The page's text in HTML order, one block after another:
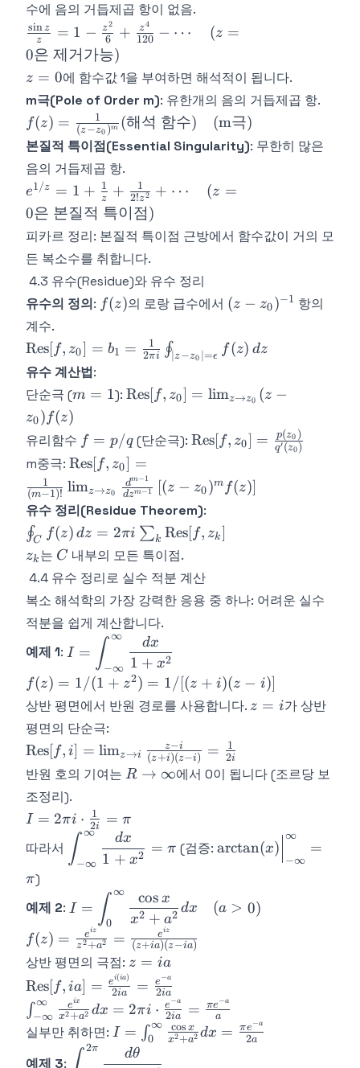
수에 음의 거듭제곱 항이 없음.
\frac{\sin z}{z} = 1
- \frac{z^2}{6} +
\frac{z^4}{120} -
\cdots \quad
\text{(}z=0\text{은
제거가능)}
z
sin z = 1 − 6
z2 + 120
z4 − ⋯ (z =
0은 제거가능)
z
=
0
z = 0에 함수값 1을 부여하면 해석적이 됩니다.
m극(Pole of Order m): 유한개의 음의 거듭제곱 항.
f(z) =
\frac{1}
{(z-
z_0)^m}
(\text{해
석 함
수})
\quad
\text{(m
극)}
f(z) = (z−z0 )m
1 (해석 함수) (m극)
본질적 특이점(Essential Singularity): 무한히 많은
음의 거듭제곱 항.
e^{1/z} = 1 +
\frac{1}{z} +
\frac{1}{2!z^2} +
\cdots \quad
\text{(}z=0\text{은
본질적 특이점)}
e1/z = 1 + z
1 + 2!z2
1 + ⋯ (z =
0은 본질적 특이점)
피카르 정리: 본질적 특이점 근방에서 함수값이 거의 모
든 복소수를 취합니다.
4.3 유수(Residue)와 유수 정리
유수의 정의: f(z)
f(z)의 로랑 급수에서 (z-
(z − z0)−1 항의
계수.
\text{Res}[f,
z_0] = b_1 =
\frac{1}{2\pi
i}\oint_{|z-
z_0|=\epsilon}
f(z)\,dz
Res[f, z0] = b1 = 2πi
1 ∮∣z−z0 =ϵ f(z) dz
유수 계산법:
단순극 (m=1
m = 1): \text{Res}
z_0}(z -
z_0)f(z)
Res[f, z0] = limz→z0 (z −
z0) f(z)
유리함수 f =
p/q
f = p/q(단순극): \text{Res}[f,
{q'(z_0)}
Res[f, z0] = q′(z0)
p(z0 )
m중극: \text{Res}[f,
z_0] = \frac{1}
{(m-
1)!}\lim_{z\to
z_0}\frac{d^{m-
1}}{dz^{m-
1}}\left[(z-
z_0)^m
f(z)\right]
Res[f, z0] =
(m−1)!
1 limz→z0 dzm−1
dm−1 [(z − z0)m f(z)]
유수 정리(Residue Theorem):
\oint_C
f(z)\,dz =
2\pi i
\sum_k
\text{Res}
[f, z_k]
∮C f(z) dz = 2πi ∑k Res[f, zk]
z_k
zk 는 C
C 내부의 모든 특이점.
4.4 유수 정리로 실수 적분 계산
복소 해석학의 가장 강력한 응용 중 하나: 어려운 실수
적분을 쉽게 계산합니다.
예제 1: \displaystyle I = \int_{-
\infty}^{\infty}\frac{dx}
{1+x^2}
I = ∫−∞
∞
1 + x2
dx
f(z) =
1/(1+z^2)
= 1/[(z+i)
(z-i)]
f(z) = 1/(1 + z2) = 1/[(z + i)(z − i)]
상반 평면에서 반원 경로를 사용합니다. z
z = i가 상반
평면의 단순극:
\text{Res}
[f, i] =
\lim_{z\to
i}\frac{z-
i}{(z+i)(z-
i)} =
\frac{1}
{2i}
Res[f, i] = limz→i (z+i)(z−i)
z−i = 2i
1
반원 호의 기여는 R \to
R → ∞에서 0이 됩니다 (조르당 보
조정리).
I = 2\pi
\frac{1}
{2i} =
\pi
I = 2πi ⋅ 2i
1 = π
따라서
\displaystyle\int_{-
\infty}^{\infty}\frac{dx}
∫−∞
∞
1 + x2
dx
= π (검증:
\arctan(x)\Big|_{-
\infty}^{\infty}
arctan(x)
−∞
∞
=
π)
예제 2: \displaystyle I =
\int_0^{\infty}\frac{\cos
x}{x^2+a^2}dx \quad (a
> 0)
I = ∫0
∞
x2 + a2
cos x
dx (a > 0)
f(z) =
\frac{e^{iz}}
{z^2+a^2}
=
\frac{e^{iz}}
{(z+ia)(z-
f(z) = z2+a2
eiz = (z+ia)(z−ia)
eiz
상반 평면의 극점: z
z = ia
\text{Res}[f, ia]
=
\frac{e^{i(ia)}}
{2ia} =
\frac{e^{-a}}
Res[f, ia] = 2ia
ei(ia) = 2ia
e−a
\int_{-
\infty}^{\infty}\frac{e^{ix}}
{x^2+a^2}dx = 2\pi i \cdot
\frac{e^{-a}}{2ia} =
∫−∞
∞
x2+a2
eix
dx = 2πi ⋅ 2ia
e−a = a
πe−a
실부만 취하면: I =
\int_0^{\infty}\frac{\cos
I = ∫0
∞
x2 +a2
cos x dx = 2a
πe−a
예제 3:
\displaystyle\int_0^{2\pi}\frac{d\theta}
2π dθ